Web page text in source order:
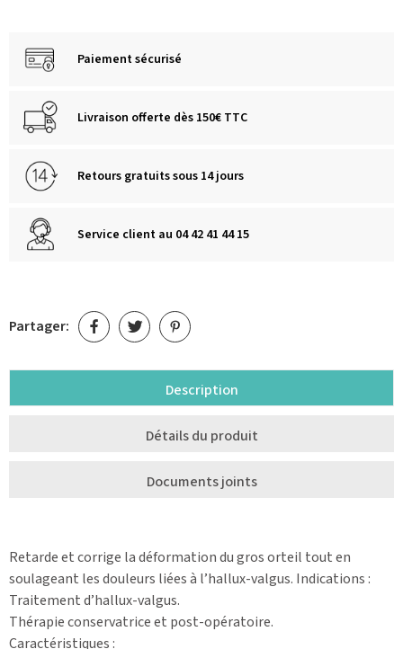
Paiement sécurisé
Livraison offerte dès 150€ TTC
Retours gratuits sous 14 jours
Service client au 04 42 41 44 15
Partager:
Description
Détails du produit
Documents joints
Retarde et corrige la déformation du gros orteil tout en
soulageant les douleurs liées à l’hallux-valgus. Indications :
Traitement d’hallux-valgus.
Thérapie conservatrice et post-opératoire.
Caractéristiques :